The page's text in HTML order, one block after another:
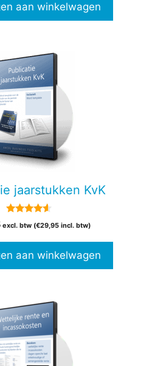
5
aan winkelwagen
jaarstukken KvK
4.38
van 5
excl. btw (€29,95incl. btw)
aan winkelwagen